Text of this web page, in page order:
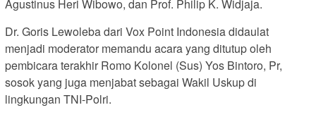
Agustinus Heri Wibowo, dan Prof. Philip K. Widjaja.
Dr. Goris Lewoleba dari Vox Point Indonesia didaulat
menjadi moderator memandu acara yang ditutup oleh
pembicara terakhir Romo Kolonel (Sus) Yos Bintoro, Pr,
sosok yang juga menjabat sebagai Wakil Uskup di
lingkungan TNI-Polri.